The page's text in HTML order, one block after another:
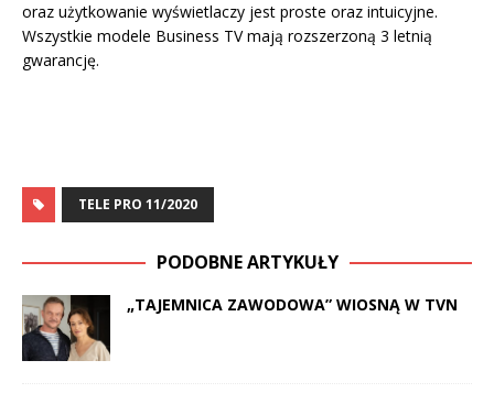
oraz użytkowanie wyświetlaczy jest proste oraz intuicyjne.
Wszystkie modele Business TV mają rozszerzoną 3 letnią
gwarancję.
TELE PRO 11/2020
PODOBNE ARTYKUŁY
„TAJEMNICA ZAWODOWA” WIOSNĄ W TVN